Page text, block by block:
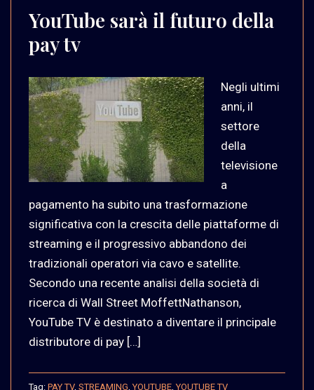
YouTube sarà il futuro della
pay tv
Negli ultimi
anni, il
settore
della
televisione
a
pagamento ha subito una trasformazione
significativa con la crescita delle piattaforme di
streaming e il progressivo abbandono dei
tradizionali operatori via cavo e satellite.
Secondo una recente analisi della società di
ricerca di Wall Street MoffettNathanson,
YouTube TV è destinato a diventare il principale
distributore di pay […]
Tag: PAY TV, STREAMING ,YOUTUBE ,YOUTUBE TV